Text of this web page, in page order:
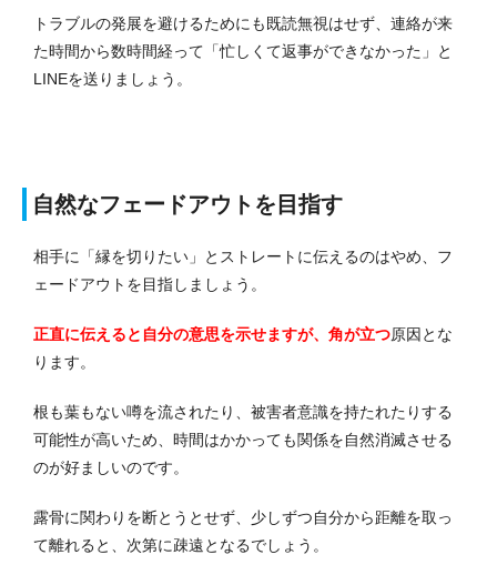
トラブルの発展を避けるためにも既読無視はせず、連絡が来
た時間から数時間経って「忙しくて返事ができなかった」と
LINEを送りましょう。
自然なフェードアウトを目指す
相手に「縁を切りたい」とストレートに伝えるのはやめ、フ
ェードアウトを目指しましょう。
正直に伝えると自分の意思を示せますが、角が立つ原因とな
ります。
根も葉もない噂を流されたり、被害者意識を持たれたりする
可能性が高いため、時間はかかっても関係を自然消滅させる
のが好ましいのです。
露骨に関わりを断とうとせず、少しずつ自分から距離を取っ
て離れると、次第に疎遠となるでしょう。